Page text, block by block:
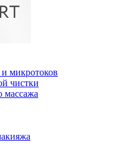
микротоков
чистки
массажа